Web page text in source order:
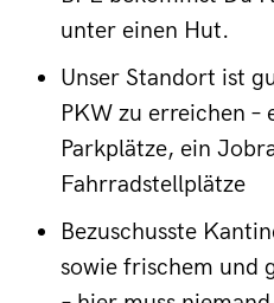
unter einen Hut.
Unser Standort ist
PKW zu erreichen –
Parkplätze, ein
Fahrradstellplätze
Bezuschusste
sowie frischem und